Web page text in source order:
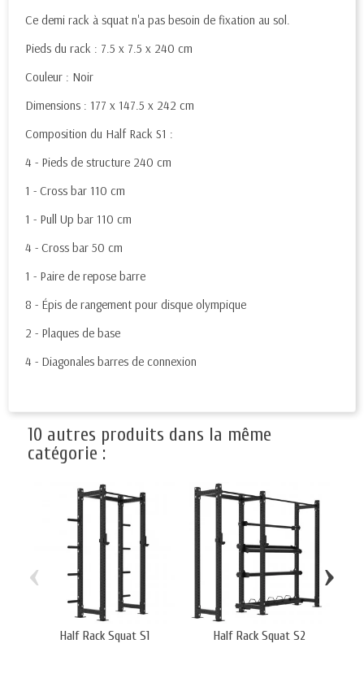
Ce demi rack à squat n'a pas besoin de fixation au sol.
Pieds du rack : 7.5 x 7.5 x 240 cm
Couleur : Noir
Dimensions : 177 x 147.5 x 242 cm
Composition du Half Rack S1 :
4 - Pieds de structure 240 cm
1 - Cross bar 110 cm
1 - Pull Up bar 110 cm
4 - Cross bar 50 cm
1 - Paire de repose barre
8 - Épis de rangement pour disque olympique
2 - Plaques de base
4 - Diagonales barres de connexion
10 autres produits dans la même
catégorie :
Half Rack Squat S1 Half Rack Squat S2
‹ ›